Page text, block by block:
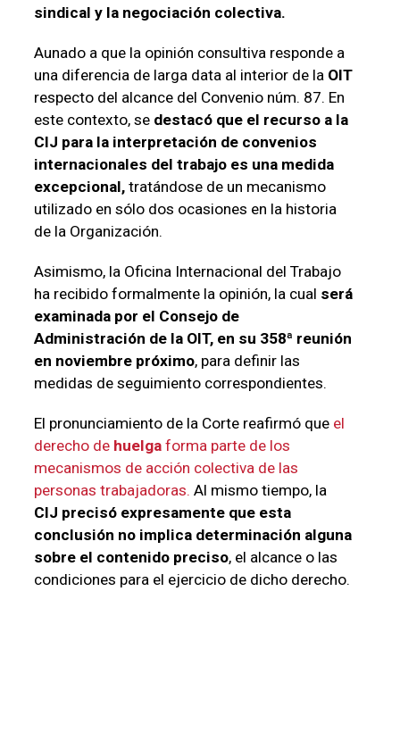
sindical y la negociación colectiva.
Aunado a que la opinión consultiva responde a
una diferencia de larga data al interior de la OIT
respecto del alcance del Convenio núm. 87. En
este contexto, sedestacó que el recurso a la
CIJ para la interpretación de convenios
internacionales del trabajo es una medida
excepcional,tratándose de un mecanismo
utilizado en sólo dos ocasiones en la historia
de la Organización.
Asimismo, la Oficina Internacional del Trabajo
ha recibido formalmente la opinión, la cual será
examinada por el Consejo de
Administración de la OIT, en su 358ª reunión
en noviembre próximo, para definir las
medidas de seguimiento correspondientes.
El pronunciamiento de la Corte reafirmó queel
derecho de huelgaforma parte de los
mecanismos de acción colectiva de las
personas trabajadoras. Al mismo tiempo, la
CIJ precisó expresamente que esta
conclusión no implica determinación alguna
sobre el contenido preciso, el alcance o las
condiciones para el ejercicio de dicho derecho.